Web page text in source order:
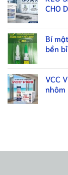
CHO
Bí
bền
VCC
nhôm